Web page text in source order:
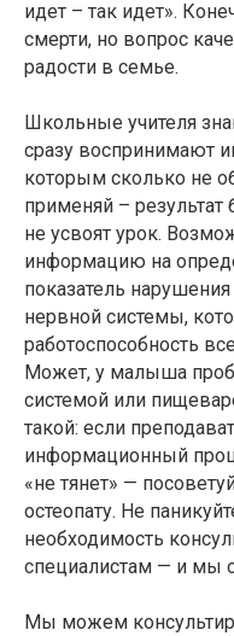
идет – так идет».
смерти, но вопрос
радости в семье.
Школьные учителя
сразу воспринимают
которым сколько не
применяй – результат
не усвоят урок.
информацию на
показатель
нервной системы,
работоспособность
Может, у малыша
системой или
такой: если
информационный
«не тянет» —
остеопату. Не
необходимость
специалистам — и мы
Мы можем